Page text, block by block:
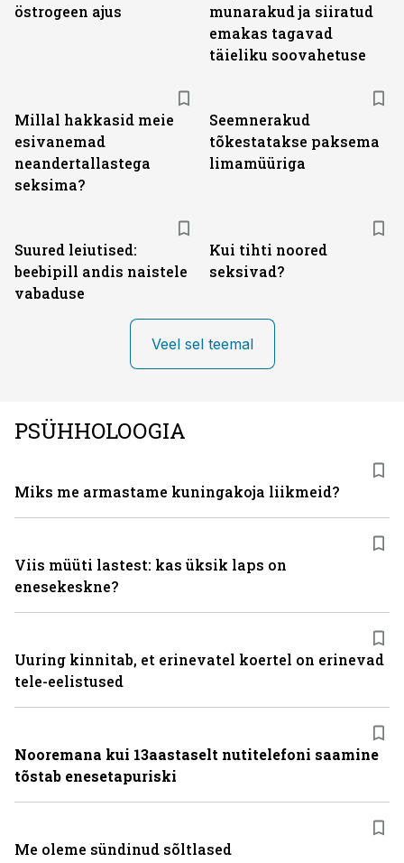
östrogeen ajus
munarakud ja siiratud
emakas tagavad
täieliku soovahetuse
Millal hakkasid meie
esivanemad
neandertallastega
seksima?
Seemnerakud
tõkestatakse paksema
limamüüriga
Suured leiutised:
beebipill andis naistele
vabaduse
Kui tihti noored
seksivad?
Veel sel teemal
PSÜHHOLOOGIA
Miks me armastame kuningakoja liikmeid?
Viis müüti lastest: kas üksik laps on
enesekeskne?
Uuring kinnitab, et erinevatel koertel on erinevad
tele-eelistused
Nooremana kui 13aastaselt nutitelefoni saamine
tõstab enesetapuriski
Me oleme sündinud sõltlased